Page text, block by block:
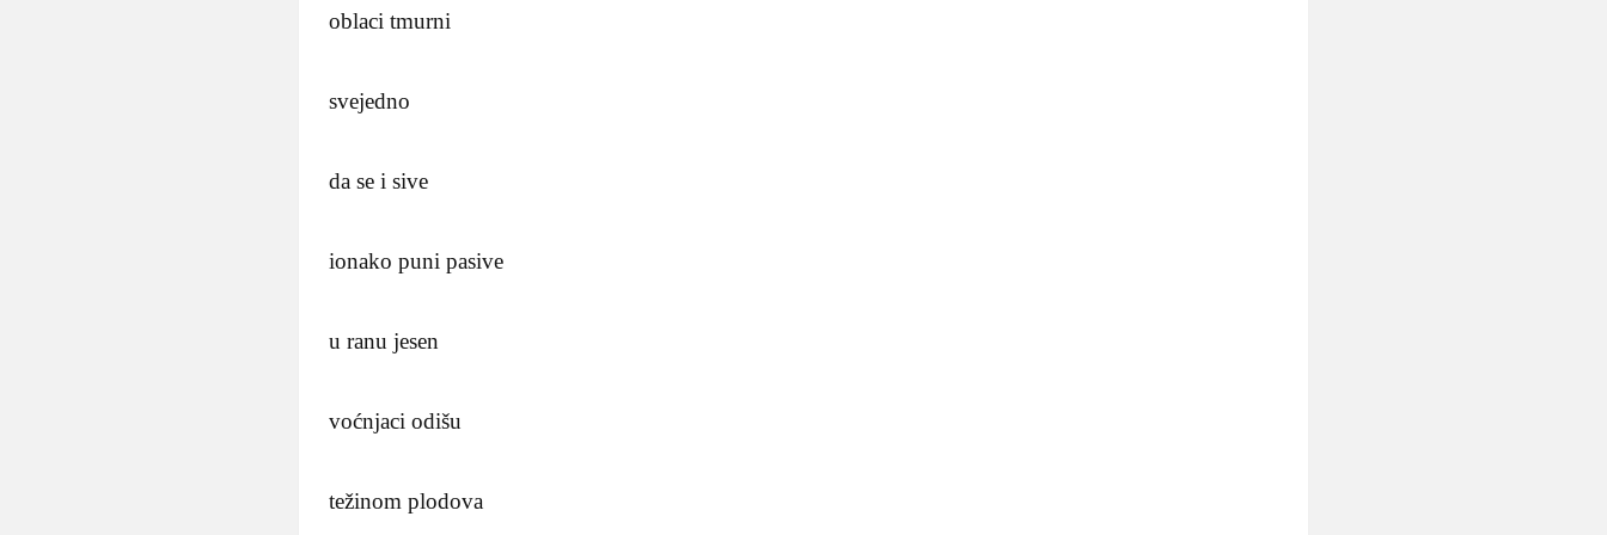
oblaci tmurni
svejedno
da se i sive
ionako puni pasive
u ranu jesen
voćnjaci odišu
težinom plodova